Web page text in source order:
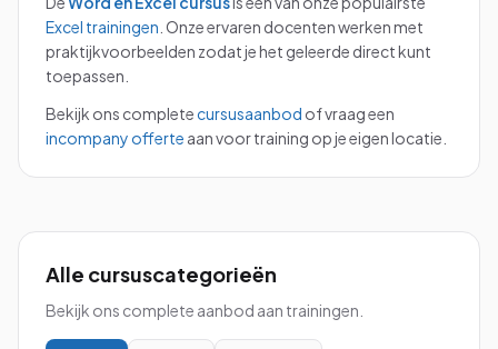
Excel trainingen Onze ervaren docenten werken met
praktijkvoorbeelden zodat je het geleerde direct kunt
toepassen.
Bekijk ons completecursusaanbod of vraag een
incompany offerte aan voor training op je eigen locatie.
Alle cursuscategorieën
Bekijk ons complete aanbod aan trainingen.